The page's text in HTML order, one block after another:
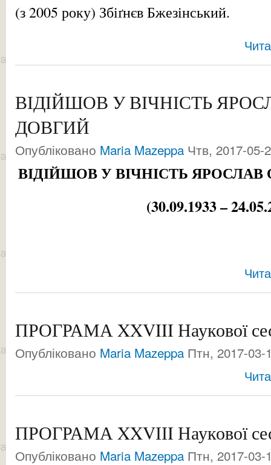
(з 2005 року) Збіґнєв Бжезінський.
ВІДІЙШОВ У ВІЧНІСТЬ
ДОВГИЙ
Опубліковано Maria Mazeppa Чтв, 2017-05-
ВІДІЙШОВ У ВІЧНІСТЬ
(30.09.1933 –
ПРОГРАМА XXVIII Наукової
Опубліковано Maria Mazeppa Птн, 2017-03-
ПРОГРАМА XXVІІI Наукової
Опубліковано Maria Mazeppa Птн, 2017-03-